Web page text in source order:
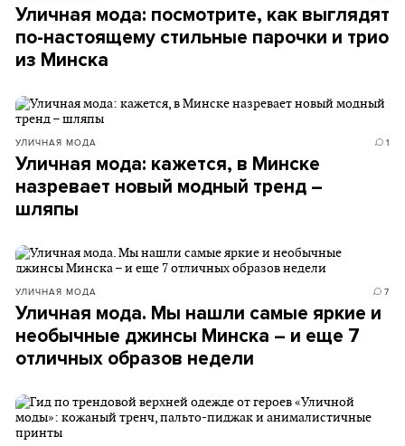
Уличная мода: посмотрите, как выглядят
по-настоящему стильные парочки и трио
из Минска
УЛИЧНАЯ МОДА 1
Уличная мода: кажется, в Минске
назревает новый модный тренд –
шляпы
УЛИЧНАЯ МОДА 7
Уличная мода. Мы нашли самые яркие и
необычные джинсы Минска – и еще 7
отличных образов недели